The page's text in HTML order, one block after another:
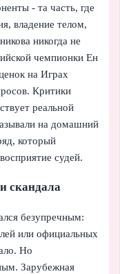
- та часть, где
владение телом,
никогда не
чемпионки Ен
на Играх
Критики
реальной
на домашний
который
судей.
скандала
безупречным:
или официальных
Но
Зарубежная